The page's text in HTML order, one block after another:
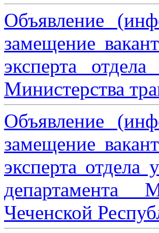
Объявление
замещение
эксперта
Министерства
Объявление
замещение
эксперта отдела
департамента
Чеченской